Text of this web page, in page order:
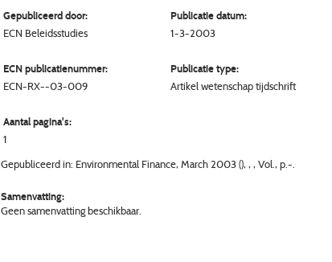
Gepubliceerd door:
Publicatie datum:
ECN Beleidsstudies 1-3-2003
ECN publicatienummer:
Publicatie type:
ECN-RX--03-009
Artikel wetenschap tijdschrift
Aantal pagina's:
1
Gepubliceerd in: Environmental Finance, March 2003 (), , , Vol., p.-.
Samenvatting:
Geen samenvatting beschikbaar.